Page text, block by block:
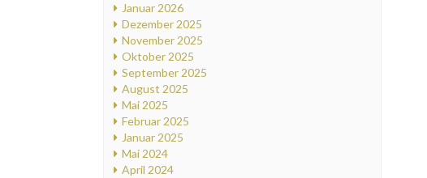
Januar 2026
Dezember 2025
November 2025
Oktober 2025
September 2025
August 2025
Mai 2025
Februar 2025
Januar 2025
Mai 2024
April 2024